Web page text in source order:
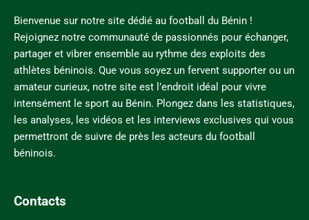
Bienvenue sur notre site dédié au football du Bénin !
Rejoignez notre communauté de passionnés pour échanger,
partager et vibrer ensemble au rythme des exploits des
athlètes béninois. Que vous soyez un fervent supporter ou un
amateur curieux, notre site est l’endroit idéal pour vivre
intensément le sport au Bénin. Plongez dans les statistiques,
les analyses, les vidéos et les interviews exclusives qui vous
permettront de suivre de près les acteurs du football
béninois.
Contacts